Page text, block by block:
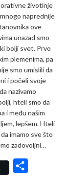
životinje
naprednije
ove
unazad smo
bolji svet. Prvo
plemenima, pa
smo umislili da
i počeli svoje
nazivamo
hteli smo da
i među našim
lepšem. Hteli
imamo sve što
zadovoljni…